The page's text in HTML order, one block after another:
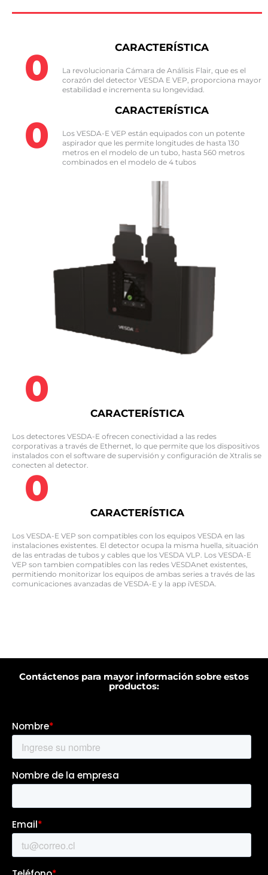
CARACTERÍSTICA
La revolucionaria Cámara de Análisis Flair, que es el
corazón del detector VESDA E VEP, proporciona mayor
estabilidad e incrementa su longevidad.
0
CARACTERÍSTICA
Los VESDA-E VEP están equipados con un potente
aspirador que les permite longitudes de hasta 130
metros en el modelo de un tubo, hasta 560 metros
combinados en el modelo de 4 tubos
0
0
CARACTERÍSTICA
Los detectores VESDA-E ofrecen conectividad a las redes
corporativas a través de Ethernet, lo que permite que los dispositivos
instalados con el software de supervisión y configuración de Xtralis se
conecten al detector.
0
CARACTERÍSTICA
Los VESDA-E VEP son compatibles con los equipos VESDA en las
instalaciones existentes. El detector ocupa la misma huella, situación
de las entradas de tubos y cables que los VESDA VLP. Los VESDA-E
VEP son tambien compatibles con las redes VESDAnet existentes,
permitiendo monitorizar los equipos de ambas series a través de las
comunicaciones avanzadas de VESDA-E y la app iVESDA.
Contáctenos para mayor información sobre estos
productos: